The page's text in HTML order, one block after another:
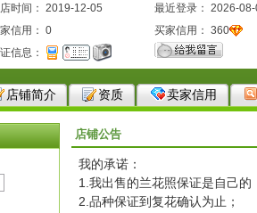
时间： 2019-12-05
最近登录： 2026-
信用： 0 买家信用： 360
信息：
店铺简介 资质 卖家信用
店铺公告
我的承诺：
1.我出售的兰花照保证是自己的
2.品种保证到复花确认为止；